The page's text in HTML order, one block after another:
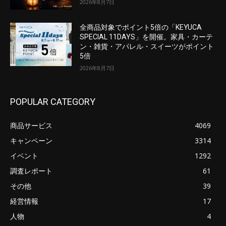
2026年8月7日
全商品対象でポイント5倍の「KEYUCA
SPECIAL 11DAYS」を開催。家具・カーテ
ン・雑貨・アパレル・スイーツがポイント
5倍
2026年8月7日
POPULAR CATEGORY
商品サービス
4069
キャンペーン
3314
イベント
1292
調査レポート
61
その他
39
経営情報
17
人物
4